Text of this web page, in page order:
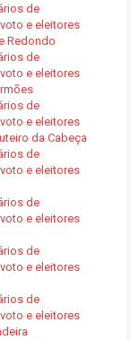
de
e eleitores
Redondo
de
e eleitores
de
e eleitores
da Cabeça
de
e eleitores
de
e eleitores
de
e eleitores
de
e eleitores